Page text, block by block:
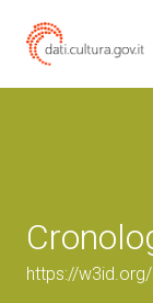
https://